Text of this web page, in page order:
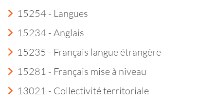
15254 - Langues
15234 - Anglais
15235 - Français langue étrangère
15281 - Français mise à niveau
13021 - Collectivité territoriale